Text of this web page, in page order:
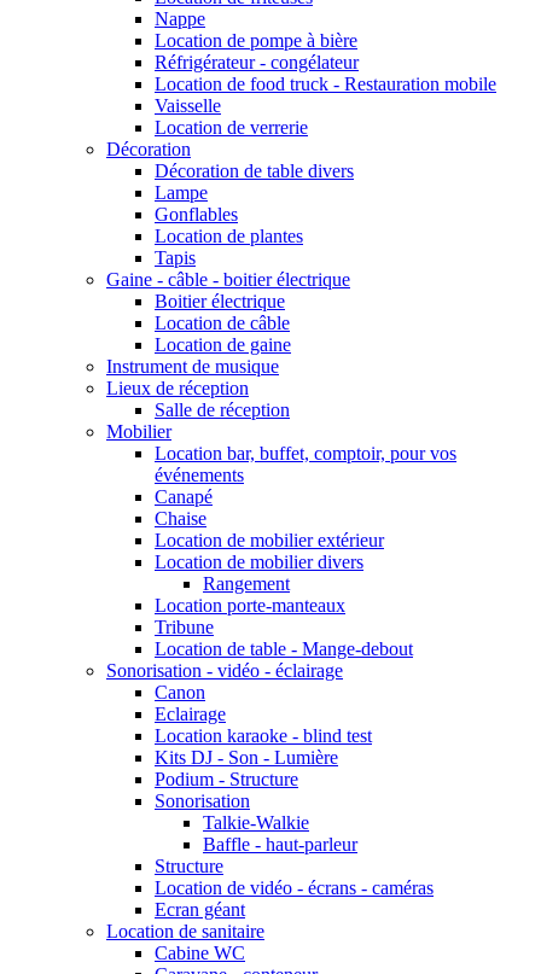
Nappe
Location de pompe à bière
Réfrigérateur - congélateur
Location de food truck - Restauration mobile
Vaisselle
Location de verrerie
Décoration
Décoration de table divers
Lampe
Gonflables
Location de plantes
Tapis
Gaine - câble - boitier électrique
Boitier électrique
Location de câble
Location de gaine
Instrument de musique
Lieux de réception
Salle de réception
Mobilier
Location bar, buffet, comptoir, pour vos
événements
Canapé
Chaise
Location de mobilier extérieur
Location de mobilier divers
Rangement
Location porte-manteaux
Tribune
Location de table - Mange-debout
Sonorisation - vidéo - éclairage
Canon
Eclairage
Location karaoke - blind test
Kits DJ - Son - Lumière
Podium - Structure
Sonorisation
Talkie-Walkie
Baffle - haut-parleur
Structure
Location de vidéo - écrans - caméras
Ecran géant
Location de sanitaire
Cabine WC